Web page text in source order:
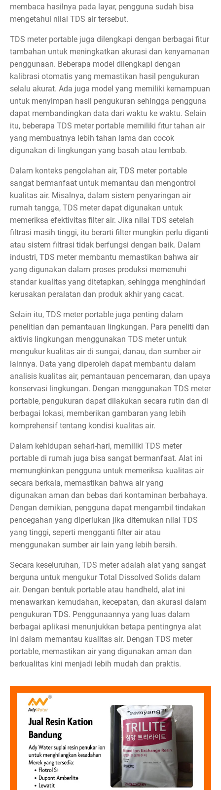
membaca hasilnya pada layar, pengguna sudah bisa
mengetahui nilai TDS air tersebut.
TDS meter portable juga dilengkapi dengan berbagai fitur
tambahan untuk meningkatkan akurasi dan kenyamanan
penggunaan. Beberapa model dilengkapi dengan
kalibrasi otomatis yang memastikan hasil pengukuran
selalu akurat. Ada juga model yang memiliki kemampuan
untuk menyimpan hasil pengukuran sehingga pengguna
dapat membandingkan data dari waktu ke waktu. Selain
itu, beberapa TDS meter portable memiliki fitur tahan air
yang membuatnya lebih tahan lama dan cocok
digunakan di lingkungan yang basah atau lembab.
Dalam konteks pengolahan air, TDS meter portable
sangat bermanfaat untuk memantau dan mengontrol
kualitas air. Misalnya, dalam sistem penyaringan air
rumah tangga, TDS meter dapat digunakan untuk
memeriksa efektivitas filter air. Jika nilai TDS setelah
filtrasi masih tinggi, itu berarti filter mungkin perlu diganti
atau sistem filtrasi tidak berfungsi dengan baik. Dalam
industri, TDS meter membantu memastikan bahwa air
yang digunakan dalam proses produksi memenuhi
standar kualitas yang ditetapkan, sehingga menghindari
kerusakan peralatan dan produk akhir yang cacat.
Selain itu, TDS meter portable juga penting dalam
penelitian dan pemantauan lingkungan. Para peneliti dan
aktivis lingkungan menggunakan TDS meter untuk
mengukur kualitas air di sungai, danau, dan sumber air
lainnya. Data yang diperoleh dapat membantu dalam
analisis kualitas air, pemantauan pencemaran, dan upaya
konservasi lingkungan. Dengan menggunakan TDS meter
portable, pengukuran dapat dilakukan secara rutin dan di
berbagai lokasi, memberikan gambaran yang lebih
komprehensif tentang kondisi kualitas air.
Dalam kehidupan sehari-hari, memiliki TDS meter
portable di rumah juga bisa sangat bermanfaat. Alat ini
memungkinkan pengguna untuk memeriksa kualitas air
secara berkala, memastikan bahwa air yang
digunakan aman dan bebas dari kontaminan berbahaya.
Dengan demikian, pengguna dapat mengambil tindakan
pencegahan yang diperlukan jika ditemukan nilai TDS
yang tinggi, seperti mengganti filter air atau
menggunakan sumber air lain yang lebih bersih.
Secara keseluruhan, TDS meter adalah alat yang sangat
berguna untuk mengukur Total Dissolved Solids dalam
air. Dengan bentuk portable atau handheld, alat ini
menawarkan kemudahan, kecepatan, dan akurasi dalam
pengukuran TDS. Penggunaannya yang luas dalam
berbagai aplikasi menunjukkan betapa pentingnya alat
ini dalam memantau kualitas air. Dengan TDS meter
portable, memastikan air yang digunakan aman dan
berkualitas kini menjadi lebih mudah dan praktis.